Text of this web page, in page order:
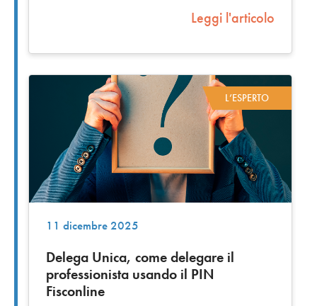
Leggi l'articolo
L’ESPERTO
11 dicembre 2025
Delega Unica, come delegare il
professionista usando il PIN
Fisconline